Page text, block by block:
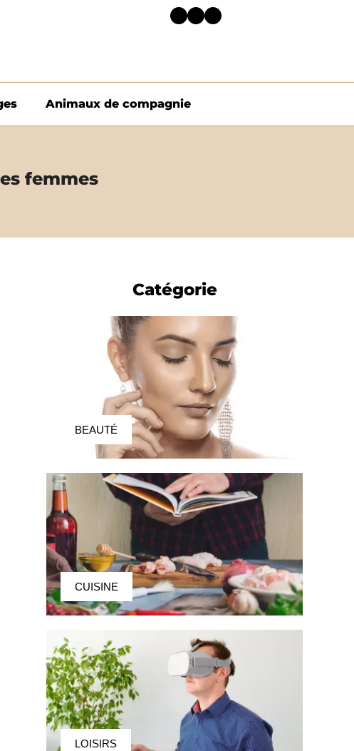
Facebook Twitter LinkedIn
Animaux de compagnie
femmes
Catégorie
BEAUTÉ
CUISINE
LOISIRS